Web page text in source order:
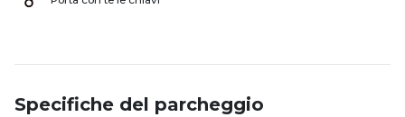
Specifiche del parcheggio